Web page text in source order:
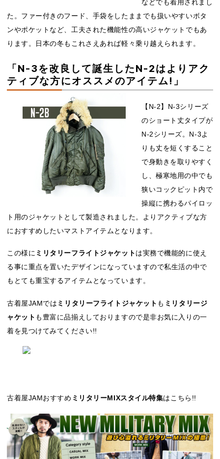
などでも着用されまし
た。ファー付きのフード、手袋をしたままでも扱いやすいボタ
ンやポケットなど、工夫された機能性の高いジャケットでもあ
ります。日本の冬もこれさえあれば軽々乗り越えられます。
「N-3を改良して誕生したN-2はよりアク
ティブな方にオススメのアイテム!」
【N-2】N-3シリーズ
のショート丈タイプが
N-2シリーズ。N-3よ
りも丈を短くすること
で身動きを取りやすく
し、極寒地用の中でも
狭いコックピット内で
操縦に携わるパイロッ
ト用のジャケットとして製造されました。よりアクティブな方
におすすめしたいマストアイテムとなります。
この様に ミリタリーフライトジャケットは実務で機能的に使え
る事に重点を置いたデザインになっていますので私生活の中で
もとても重宝するアイテムとなっています。
古着屋JAMでは ミリタリーフライトジャケット も ミリタリージ
ャケット も豊富に品揃えしておりますので是非お気に入りの一
着を見つけてみてください!!
古着屋JAMおすすめ ミリタリーMIXスタイル特集はこちら!!